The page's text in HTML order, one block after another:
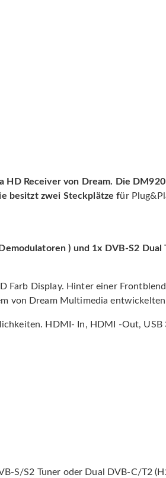
Receiver von Dream. Die
besitzt zwei Steckplätze für
) und 1x DVB-S2
Display. Hinter einer
von Dream Multimedia entwickelten
HDMI- In, HDMI -Out,
S/S2 Tuner oder Dual DVB-C/T2